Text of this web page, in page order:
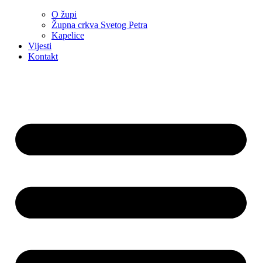
O župi
Župna crkva Svetog Petra
Kapelice
Vijesti
Kontakt